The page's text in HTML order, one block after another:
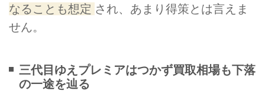
なることも想定 され、あまり得策とは言えま
せん。
三代目ゆえプレミアはつかず買取相場も下落
の一途を辿る